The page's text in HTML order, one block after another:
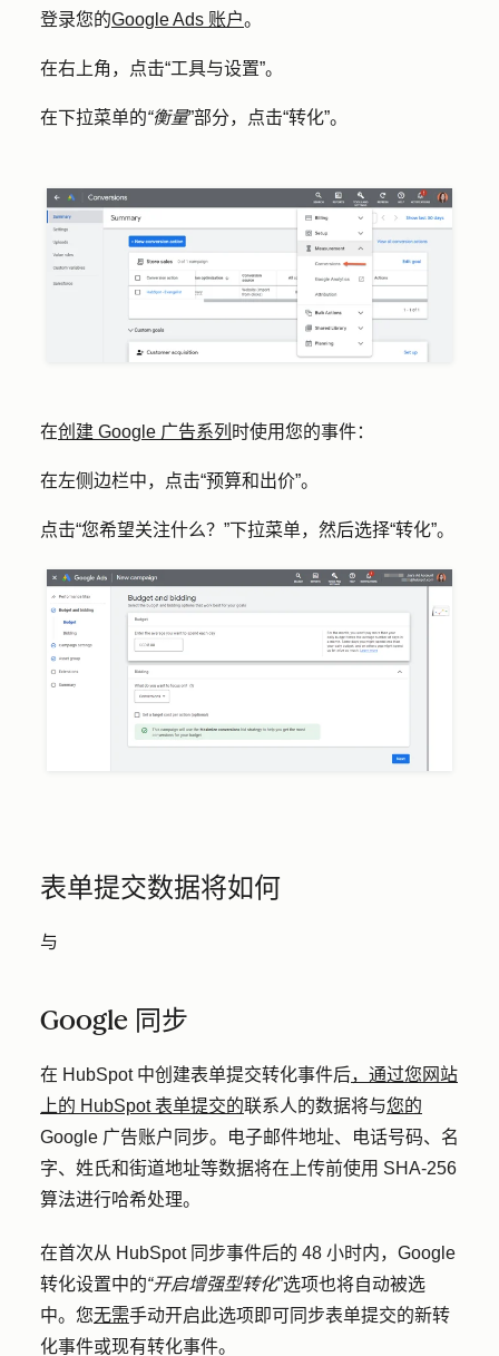
登录您的Google Ads 账户。
在右上角，点击“工具与设置”。
在下拉菜单的“衡量”部分，点击“转化”。
在创建 Google 广告系列 时使用您的事件：
在左侧边栏中，点击“预算和出价”。
点击“您希望关注什么？ ”下拉菜单，然后选择“转化”。
表单提交数据将如何
与
Google 同步
在 HubSpot 中创建表单提交转化事件后，通过您网站
上的 HubSpot 表单提交的联系人的数据将与您的
Google 广告账户同步。电子邮件地址、电话号码、名
字、姓氏和街道地址等数据将在上传前使用 SHA-256
算法进行哈希处理。
在首次从 HubSpot 同步事件后的 48 小时内，Google
转化设置中的“开启增强型转化”选项也将自动被选
中。您无需手动开启此选项即可同步表单提交的新转
化事件或现有转化事件。